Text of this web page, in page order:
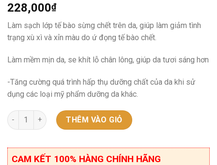
228,000₫
Làm sạch lớp tế bào sừng chết trên da, giúp làm giảm tình
trạng xù xì và xỉn màu do ứ đọng tế bào chết.
Làm mềm mịn da, se khít lỗ chân lông, giúp da tươi sáng hơn
-Tăng cường quá trình hấp thụ dưỡng chất của da khi sử
dụng các loại mỹ phẩm dưỡng da khác.
Tẩy da chết thảo dược Biocos số lượng
THÊM VÀO GIỎ
CAM KẾT 100% HÀNG CHÍNH HÃNG